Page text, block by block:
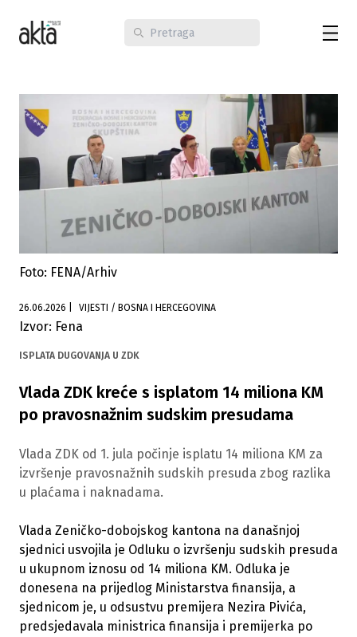
Foto: FENA/Arhiv
26.06.2026 VIJESTI / BOSNA I HERCEGOVINA
Izvor: Fena
ISPLATA DUGOVANJA U ZDK
Vlada ZDK kreće s isplatom 14 miliona KM
po pravosnažnim sudskim presudama
Vlada ZDK od 1. jula počinje isplatu 14 miliona KM za
izvršenje pravosnažnih sudskih presuda zbog razlika
u plaćama i naknadama.
Vlada Zeničko-dobojskog kantona na današnjoj
sjednici usvojila je Odluku o izvršenju sudskih presuda
u ukupnom iznosu od 14 miliona KM. Odluka je
donesena na prijedlog Ministarstva finansija, a
sjednicom je, u odsustvu premijera Nezira Pivića,
predsjedavala ministrica finansija i premijerka po